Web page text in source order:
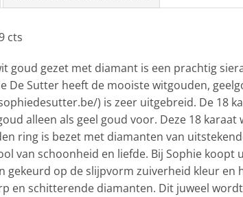
cts
goud gezet met diamant is een prachtig
De Sutter heeft de mooiste witgouden,
) is zeer uitgebreid. De 18
alleen als geel goud voor. Deze 18
ring is bezet met diamanten van
van schoonheid en liefde. Bij Sophie
gekeurd op de slijpvorm zuiverheid kleur
en schitterende diamanten. Dit juweel